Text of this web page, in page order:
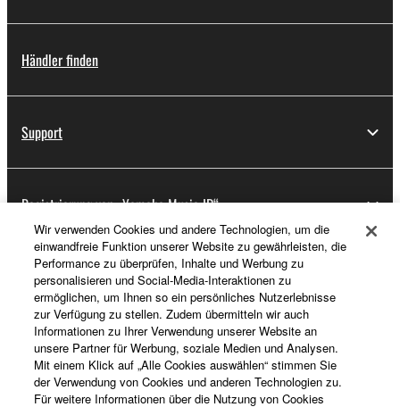
Händler finden
Support
Registrierung von „Yamaha Music ID“
Über Yamaha
Deutschland - German
Business
Wir verwenden Cookies und andere Technologien, um die
einwandfreie Funktion unserer Website zu gewährleisten, die
Performance zu überprüfen, Inhalte und Werbung zu
personalisieren und Social-Media-Interaktionen zu
ermöglichen, um Ihnen so ein persönliches Nutzerlebnisse
zur Verfügung zu stellen. Zudem übermitteln wir auch
Informationen zu Ihrer Verwendung unserer Website an
unsere Partner für Werbung, soziale Medien und Analysen.
Mit einem Klick auf „Alle Cookies auswählen“ stimmen Sie
der Verwendung von Cookies und anderen Technologien zu.
Für weitere Informationen über die Nutzung von Cookies